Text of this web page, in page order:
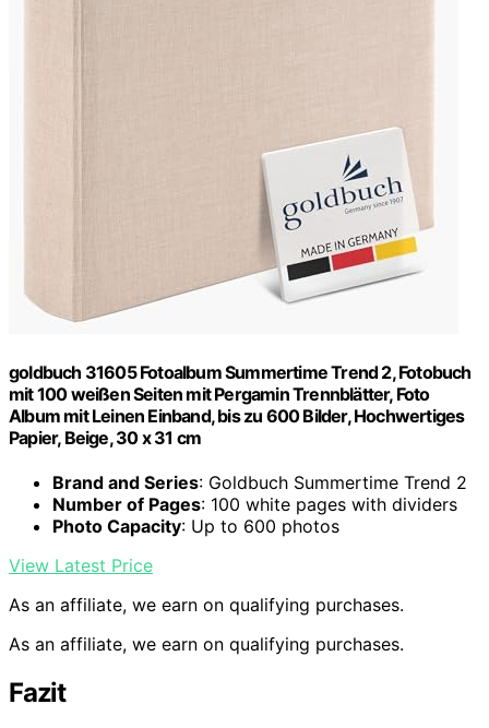
goldbuch 31605 Fotoalbum Summertime Trend 2, Fotobuch
mit 100 weißen Seiten mit Pergamin Trennblätter, Foto
Album mit Leinen Einband, bis zu 600 Bilder, Hochwertiges
Papier, Beige, 30 x 31 cm
Brand and Series: Goldbuch Summertime Trend 2
Number of Pages: 100 white pages with dividers
Photo Capacity: Up to 600 photos
View Latest Price
As an affiliate, we earn on qualifying purchases.
As an affiliate, we earn on qualifying purchases.
Fazit